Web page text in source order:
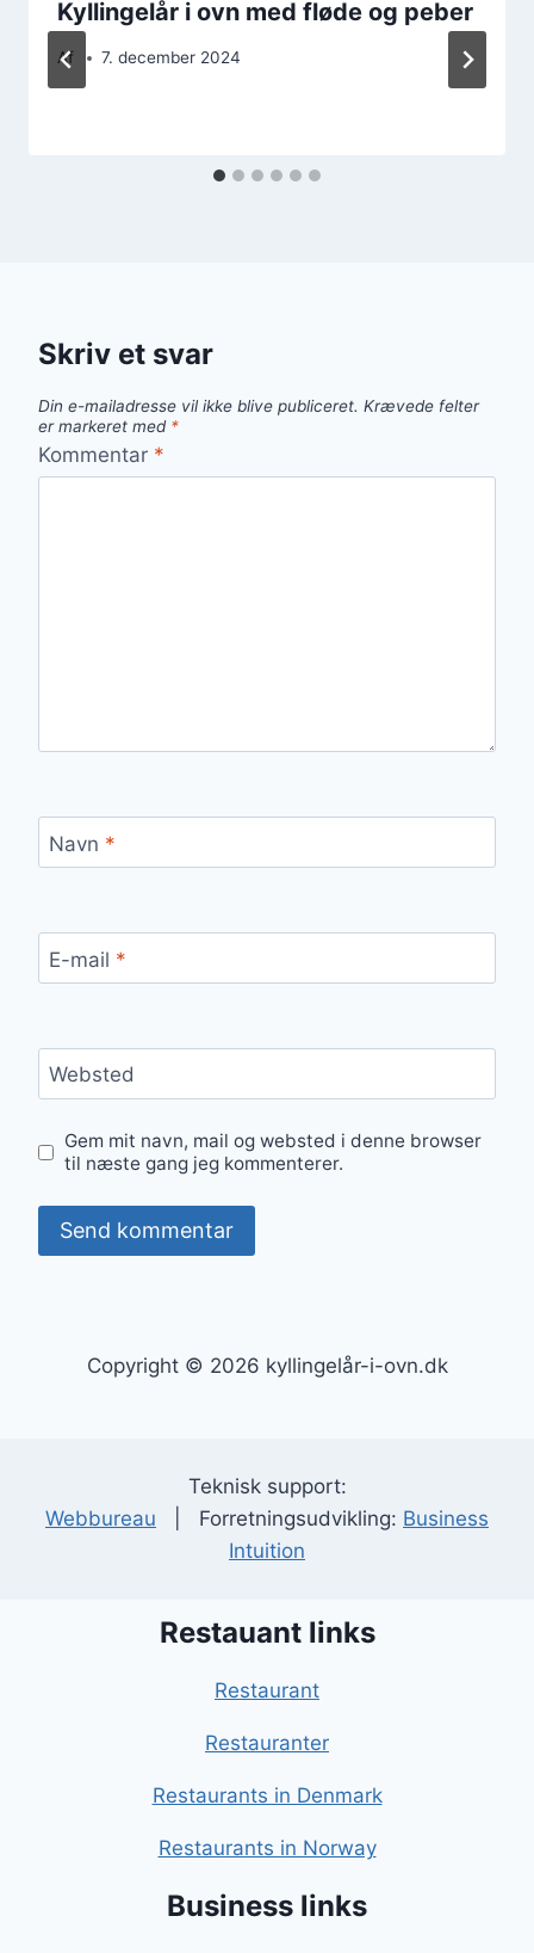
Kyllingelår i ovn med fløde og peber
Af 7. december 2024
Skriv et svar
Din e-mailadresse vil ikke blive publiceret. Krævede felter
er markeret med *
Kommentar *
Navn *
E-mail *
Websted
Gem mit navn, mail og websted i denne browser
til næste gang jeg kommenterer.
Copyright © 2026 kyllingelår-i-ovn.dk
Teknisk support:
Webbureau | Forretningsudvikling: Business
Intuition
Restauant links
Restaurant
Restauranter
Restaurants in Denmark
Restaurants in Norway
Business links